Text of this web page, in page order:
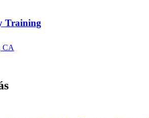
Training
CA